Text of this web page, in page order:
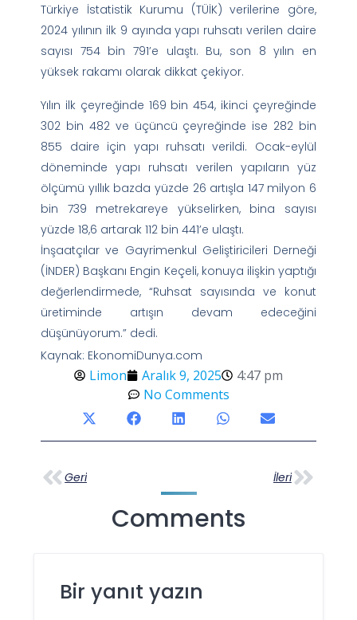
Türkiye İstatistik Kurumu (TÜİK) verilerine göre,
2024 yılının ilk 9 ayında yapı ruhsatı verilen daire
sayısı 754 bin 791’e ulaştı. Bu, son 8 yılın en
yüksek rakamı olarak dikkat çekiyor.
Yılın ilk çeyreğinde 169 bin 454, ikinci çeyreğinde
302 bin 482 ve üçüncü çeyreğinde ise 282 bin
855 daire için yapı ruhsatı verildi. Ocak-eylül
döneminde yapı ruhsatı verilen yapıların yüz
ölçümü yıllık bazda yüzde 26 artışla 147 milyon 6
bin 739 metrekareye yükselirken, bina sayısı
yüzde 18,6 artarak 112 bin 441’e ulaştı.
İnşaatçılar ve Gayrimenkul Geliştiricileri Derneği
(İNDER) Başkanı Engin Keçeli, konuya ilişkin yaptığı
değerlendirmede, “Ruhsat sayısında ve konut
üretiminde artışın devam edeceğini
düşünüyorum.” dedi.
Kaynak: EkonomiDunya.com
Limon Aralık 9, 2025
4:47 pm
No Comments
Geri İleri
Comments
Bir yanıt yazın